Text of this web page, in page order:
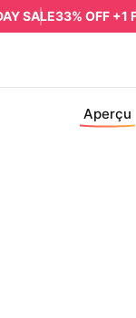
SALE33% OFF +1
Aperçu